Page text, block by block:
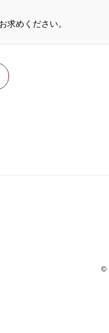
求めください。
©